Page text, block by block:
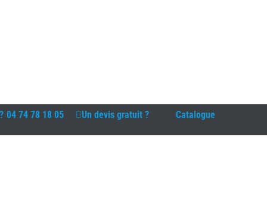
04 74 78 18 05 Un devis gratuit ? Catalogue